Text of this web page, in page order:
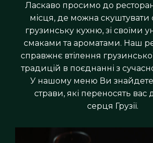
Ласкаво просимо до
місця, де можна
грузинську кухню, зі своїми
смаками та ароматами. Наш
справжнє втілення
традицій в поєднанні з
У нашому меню Ви
страви, які переносять вас
серця Грузії.